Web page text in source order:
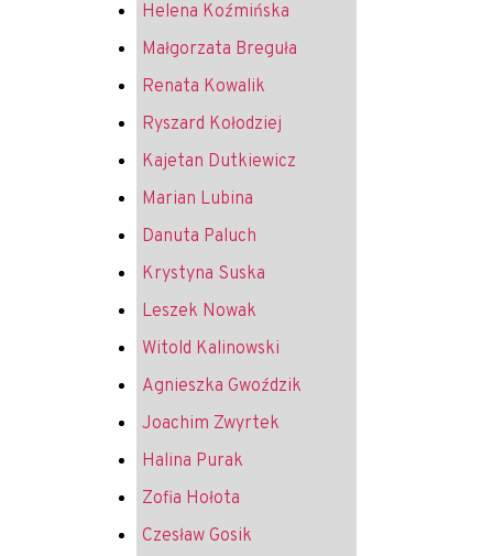
Helena Koźmińska
Małgorzata Breguła
Renata Kowalik
Ryszard Kołodziej
Kajetan Dutkiewicz
Marian Lubina
Danuta Paluch
Krystyna Suska
Leszek Nowak
Witold Kalinowski
Agnieszka Gwoździk
Joachim Zwyrtek
Halina Purak
Zofia Hołota
Czesław Gosik